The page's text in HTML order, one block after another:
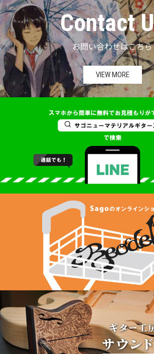
Contact
お問い合わせはこちら
VIEW MORE